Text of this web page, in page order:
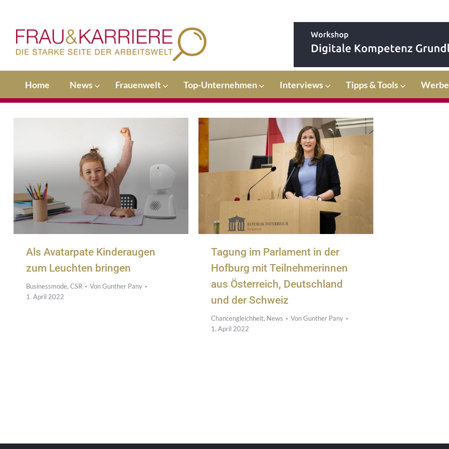
Home News Frauenwelt Top-Unternehmen Interviews Tipps & Tools
Als Avatarpate Kinderaugen
zum Leuchten bringen
Businessmode, CSR VonGunther Pany
1. April 2022
Tagung im Parlament in der
Hofburg mit Teilnehmerinnen
aus Österreich, Deutschland
und der Schweiz
Chancengleichheit, News VonGunther Pany
1. April 2022